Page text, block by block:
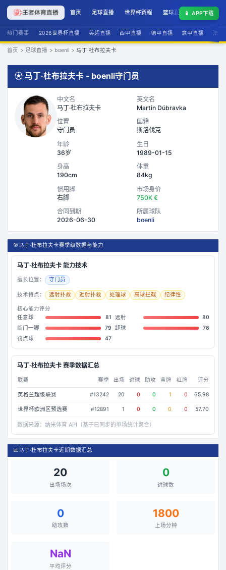
首页 足球直播 世界杯赛程 篮球直播 联赛积分
📱 APP下载
热门赛事 2026世界杯直播 英超直播 西甲直播 德甲直播 意甲直播 法甲
首页 > 足球直播 > boenli > 马丁·杜布拉夫卡
⚽ 马丁·杜布拉夫卡 - boenli守门员
中文名
马丁·杜布拉夫卡
英文名
Martin Dúbravka
位置
守门员
国籍
斯洛伐克
年龄
36岁
生日
1989-01-15
身高
190cm
体重
84kg
惯用脚
右脚
市场身价
750K €
合同到期
2026-06-30
所属球队
boenli
🎯马丁·杜布拉夫卡赛季级数据与能力
马丁·杜布拉夫卡能力技术
擅长位置： 守门员
技术特点： 远射扑救 近射扑救 处理球 高球拦截 纪律性
核心能力评分
任意球
81 远射
80
临门一脚
79 卸球
76
罚点球
47
马丁·杜布拉夫卡赛季数据汇总
联赛 赛季 出场 进球 助攻 黄牌 红牌 评分
英格兰超级联赛 #13242 20 0 0 1 0 65.98
世界杯欧洲区预选赛 #12891 1 0 0 0 0 57.70
数据来源： 纳米体育 API（基于已同步的单场统计聚合）
📊马丁·杜布拉夫卡近期数据汇总
20
出场场次
0
进球数
0
助攻数
1800
上场分钟
NaN
平均评分